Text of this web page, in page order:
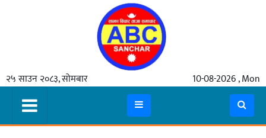
२५ साउन २०८३, सोमबार 10-08-2026 , Mon
समाचार
मुख्य
समाचार